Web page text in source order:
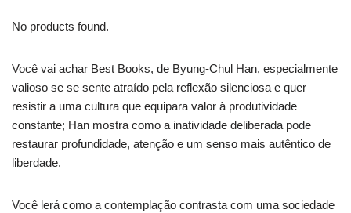
No products found.
Você vai achar Best Books, de Byung-Chul Han, especialmente
valioso se se sente atraído pela reflexão silenciosa e quer
resistir a uma cultura que equipara valor à produtividade
constante; Han mostra como a inatividade deliberada pode
restaurar profundidade, atenção e um senso mais autêntico de
liberdade.
Você lerá como a contemplação contrasta com uma sociedade